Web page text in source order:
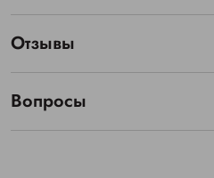
Отзывы
Вопросы